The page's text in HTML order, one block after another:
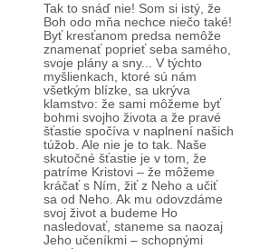
Tak to snáď nie! Som si istý, že
Boh odo mňa nechce niečo také!
Byť kresťanom predsa nemôže
znamenať poprieť seba samého,
svoje plány a sny... V týchto
myšlienkach, ktoré sú nám
všetkým blízke, sa ukrýva
klamstvo: že sami môžeme byť
bohmi svojho života a že pravé
šťastie spočíva v naplnení našich
túžob. Ale nie je to tak. Naše
skutočné šťastie je v tom, že
patríme Kristovi – že môžeme
kráčať s Ním, žiť z Neho a učiť
sa od Neho. Ak mu odovzdáme
svoj život a budeme Ho
nasledovať, staneme sa naozaj
Jeho učeníkmi – schopnými